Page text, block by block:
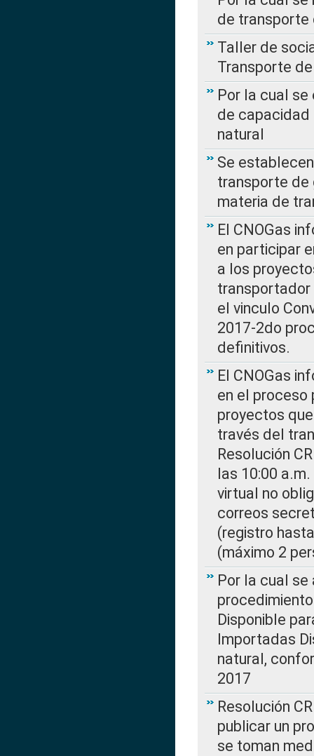
de transporte
Taller de
Transporte
Por la cual
de capacidad
natural
Se
transporte de
materia de
El CNOGas
en participar
a los
transportador
el vinculo
2017-2do
definitivos.
El CNOGas
en el proceso
proyectos
través del
Resolución
las 10:00
virtual no
correos
(registro
(máximo 2
Por la cual
Disponible
Importadas
natural,
2017
Resolución
publicar un
se toman